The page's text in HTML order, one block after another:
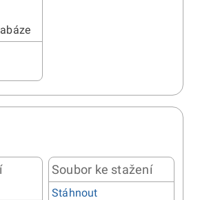
Soubor ke stažení
Stáhnout